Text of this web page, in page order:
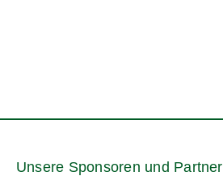
Unsere Sponsoren und Partner